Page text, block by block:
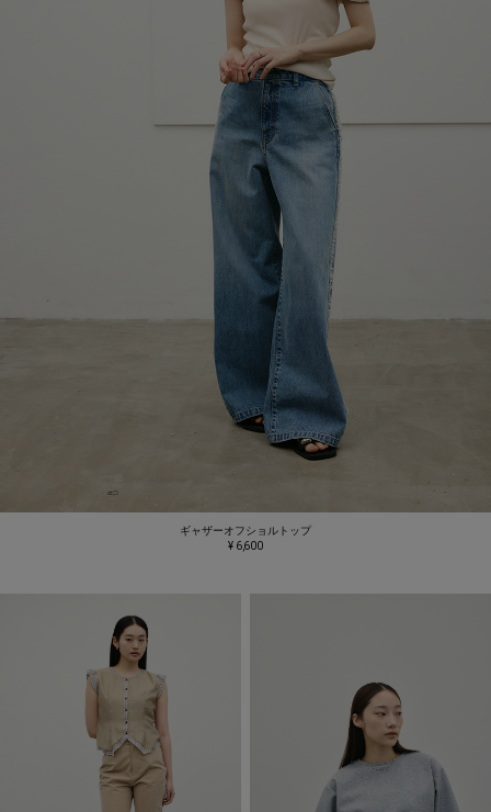
ギャザーオフショルトップ
¥ 6,600